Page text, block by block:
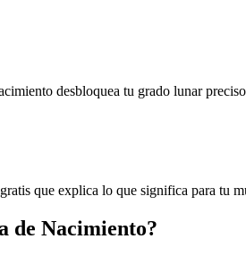
desbloquea tu grado lunar
que explica lo que significa para tu
de Nacimiento?